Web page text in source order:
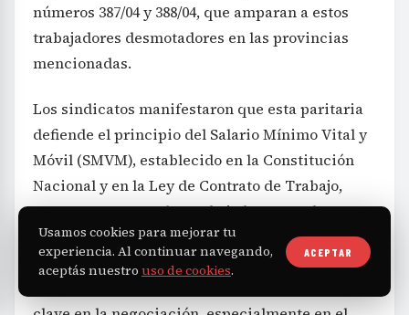
números 387/04 y 388/04, que amparan a estos
trabajadores desmotadores en las provincias
mencionadas.
Los sindicatos manifestaron que esta paritaria
defiende el principio del Salario Mínimo Vital y
Móvil (SMVM), establecido en la Constitución
Nacional y en la Ley de Contrato de Trabajo,
para asegurar que los trabajadores puedan
cubrir sus necesidades básicas en su jornada
laboral. Indicaron que la voluntad firme de los
Usamos cookies para mejorar tu
experiencia. Al continuar navegando,
aceptás nuestro uso de cookies.
ACEPTAR